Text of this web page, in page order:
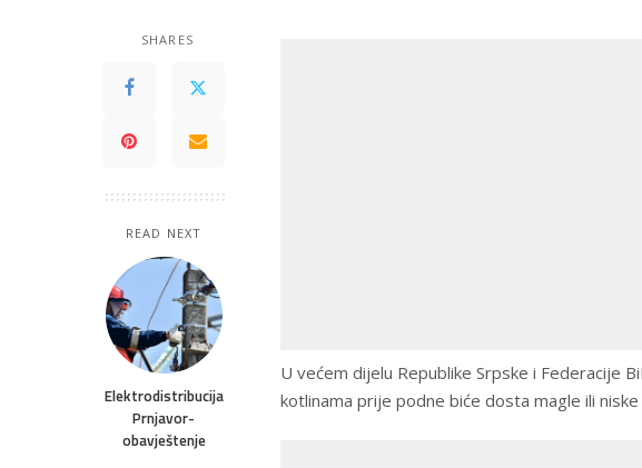
SHARES
READ NEXT
Elektrodistribucija
Prnjavor-
obavještenje
U većem dijelu Republike Srpske i Federacije
kotlinama prije podne biće dosta magle ili